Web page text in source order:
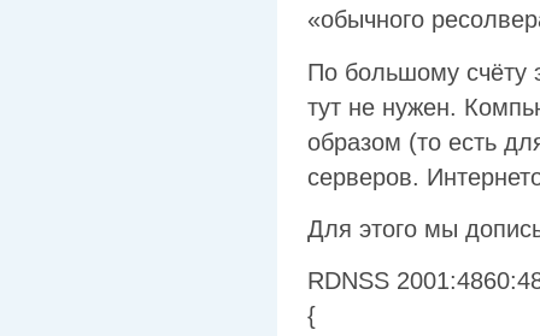
«обычного
По большому счёту
тут не нужен.
образом (то есть
серверов.
Для этого мы
RDNSS
{